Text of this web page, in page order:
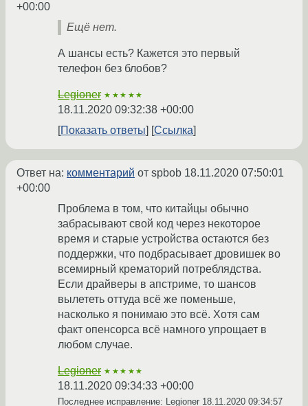
+00:00
Ещё нет.
А шансы есть? Кажется это первый
телефон без блобов?
Legioner ★★★★★
18.11.2020 09:32:38 +00:00
Показать ответы
Ссылка
Ответ на: комментарий от spbob 18.11.2020 07:50:01
+00:00
Проблема в том, что китайцы обычно
забрасывают свой код через некоторое
время и старые устройства остаются без
поддержки, что подбрасывает дровишек во
всемирный крематорий потреблядства.
Если драйверы в апстриме, то шансов
вылететь оттуда всё же поменьше,
насколько я понимаю это всё. Хотя сам
факт опенсорса всё намного упрощает в
любом случае.
Legioner ★★★★★
18.11.2020 09:34:33 +00:00
Последнее исправление: Legioner 18.11.2020 09:34:57